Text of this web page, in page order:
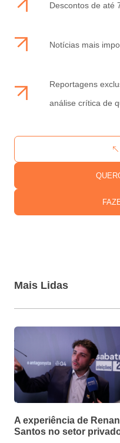
Descontos de até
Notícias mais
Reportagens
análise crítica de
Mais Lidas
A experiência de Renan
Santos no setor